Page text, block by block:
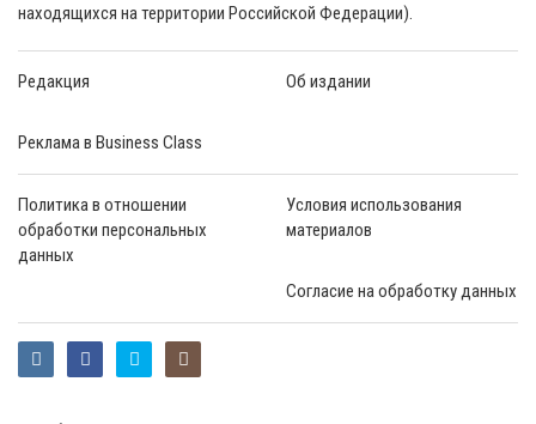
находящихся на территории Российской Федерации).
Редакция Об издании
Реклама в Business Class
Политика в отношении
обработки персональных
данных
Условия использования
материалов
Согласие на обработку данных